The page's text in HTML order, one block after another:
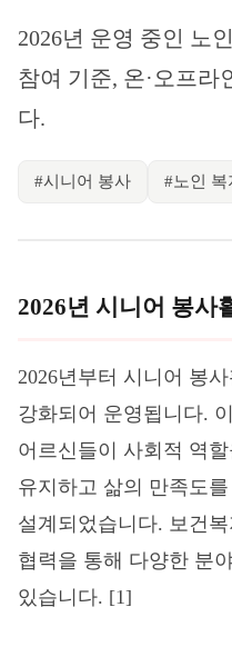
2026년 운영 중인 노
참여 기준, 온·오프라
다.
#시니어 봉사 #노인 복
2026년 시니어 봉사
2026년부터 시니어 봉
강화되어 운영됩니다.
어르신들이 사회적 역
유지하고 삶의 만족도
설계되었습니다. 보건
협력을 통해 다양한 분
있습니다. [1]